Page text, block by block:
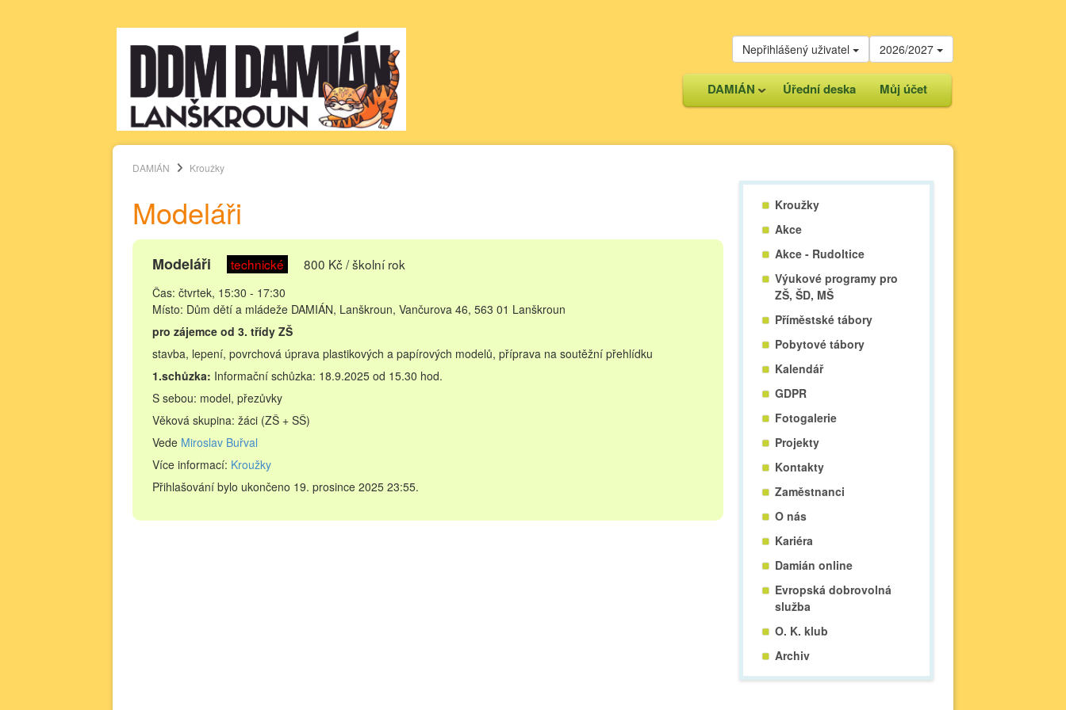
2026/2027
Nepřihlášený uživatel
DAMIÁN Úřední deska Můj účet
DAMIÁN Kroužky
Modeláři
Modeláři technické 800 Kč / školní rok
Čas: čtvrtek, 15:30 - 17:30
Místo: Dům dětí a mládeže DAMIÁN, Lanškroun, Vančurova 46, 563 01 Lanškroun
pro zájemce od 3. třídy ZŠ
stavba, lepení, povrchová úprava plastikových a papírových modelů, příprava na soutěžní přehlídku
1.schůzka: Informační schůzka: 18.9.2025 od 15.30 hod.
S sebou: model, přezůvky
Věková skupina: žáci (ZŠ + SŠ)
Vede Miroslav Buřval
Více informací: Kroužky
Přihlašování bylo ukončeno 19. prosince 2025 23:55.
Kroužky
Akce
Akce - Rudoltice
Výukové programy pro
ZŠ, ŠD, MŠ
Příměstské tábory
Pobytové tábory
Kalendář
GDPR
Fotogalerie
Projekty
Kontakty
Zaměstnanci
O nás
Kariéra
Damián online
Evropská dobrovolná
služba
O. K. klub
Archiv